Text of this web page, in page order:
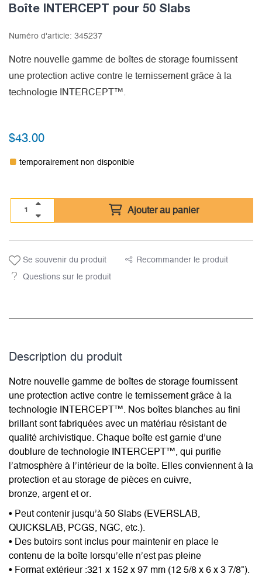
Boîte INTERCEPT pour 50 Slabs
Numéro d'article: 345237
Notre nouvelle gamme de boîtes de storage fournissent
une protection active contre le ternissement grâce à la
technologie INTERCEPT™.
$43.00
temporairement non disponible
Ajouter au panier
Se souvenir du produit Recommander le produit
Questions sur le produit
Description du­ produit
Notre nouvelle gamme de boîtes de storage fournissent
une protection active contre le ternissement grâce à la
technologie INTERCEPT™. Nos boîtes blanches au fini
brillant sont fabriquées avec un matériau résistant de
qualité archivistique. Chaque boîte est garnie d’une
doublure de technologie INTERCEPT™, qui purifie
l’atmosphère à l’intérieur de la boîte. Elles conviennent à la
protection et au storage de pièces en cuivre,
bronze, argent et or.
• Peut contenir jusqu’à 50 Slabs (EVERSLAB,
QUICKSLAB, PCGS, NGC, etc.).
• Des butoirs sont inclus pour maintenir en place le
contenu de la boîte lorsqu’elle n’est pas pleine
• Format extérieur :321 x 152 x 97 mm (12 5/8 x 6 x 3 7/8").